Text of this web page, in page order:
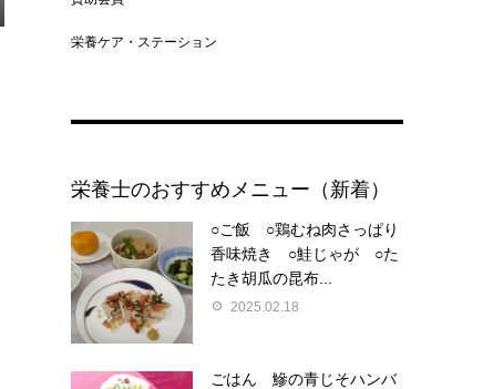
栄養ケア・ステーション
栄養士のおすすめメニュー（新着）
○ご飯 ○鶏むね肉さっぱり
香味焼き ○鮭じゃが ○た
たき胡瓜の昆布...
2025.02.18
ごはん 鰺の青じそハンバ